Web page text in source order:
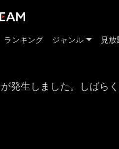
ランキング ジャンル 見放
発生しました。しばら